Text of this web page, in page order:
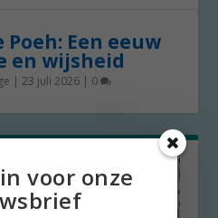
Poeh: Een eeuw
en wijsheid
|23 juli 2026 | 0
voor onze